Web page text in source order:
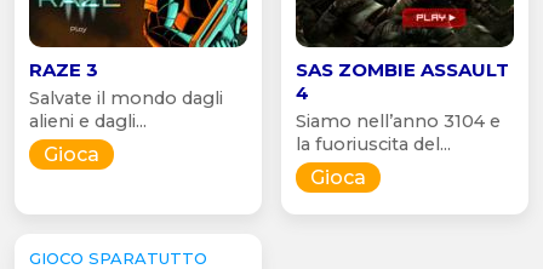
RAZE 3
Salvate il mondo dagli
alieni e dagli...
Gioca
SAS ZOMBIE ASSAULT
4
Siamo nell’anno 3104 e
la fuoriuscita del...
Gioca
GIOCO SPARATUTTO